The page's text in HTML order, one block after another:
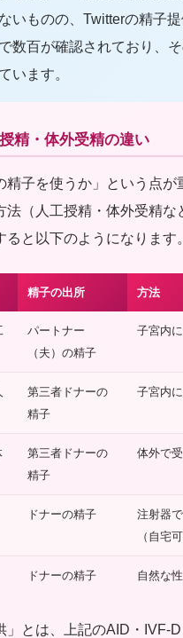
いものの、Twitterの精子
数百が確認されており、
います。
精・体外受精の違い
精子を使うか」という点が
法（人工授精・体外受精な
と以下のようになります。
精子の出所 方法
パートナー
（夫）の精子
子宮内
第三者ドナーの
精子
子宮内
第三者ドナーの
精子
体外で
ドナーの精子
注射器
（自宅可
ドナーの精子 自然な
」とは、上記のAID・IVF-